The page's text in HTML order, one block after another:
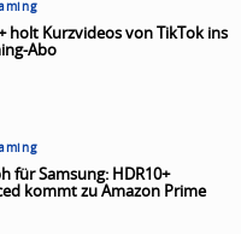
holt Kurzvideos von TikTok ins
Abo
für Samsung: HDR10+
kommt zu Amazon Prime